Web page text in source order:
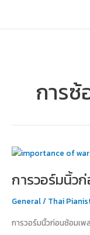
content
การ
การวอร์มนิ้ว
General/ Thai
การวอร์มนิ้วก่อนซ้อมเ
การ
นิ้ว
ซ้อม
สำคัญ